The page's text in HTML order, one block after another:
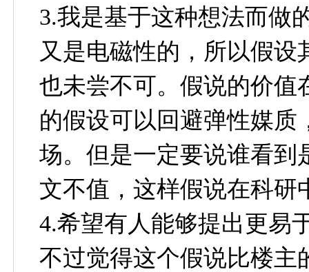
3.我是基于这种想法而做
又是电磁性的，所以假
也未尝不可。假说的价值
的假设可以回避弹性媒质
场。但是一定要说谁看到
文不值，这样假说在科研
4.希望有人能够提出更易
不过觉得这个假说比楼主